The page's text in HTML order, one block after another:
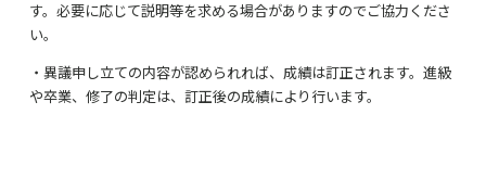
す。必要に応じて説明等を求める場合がありますのでご協力くださ
い。
・異議申し立ての内容が認められれば、成績は訂正されます。進級
や卒業、修了の判定は、訂正後の成績により行います。